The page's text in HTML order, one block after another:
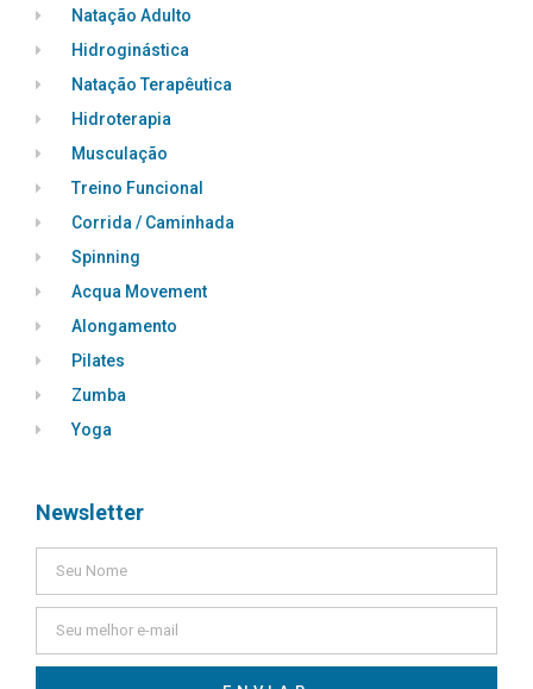
Natação Adulto
Hidroginástica
Natação Terapêutica
Hidroterapia
Musculação
Treino Funcional
Corrida / Caminhada
Spinning
Acqua Movement
Alongamento
Pilates
Zumba
Yoga
Newsletter